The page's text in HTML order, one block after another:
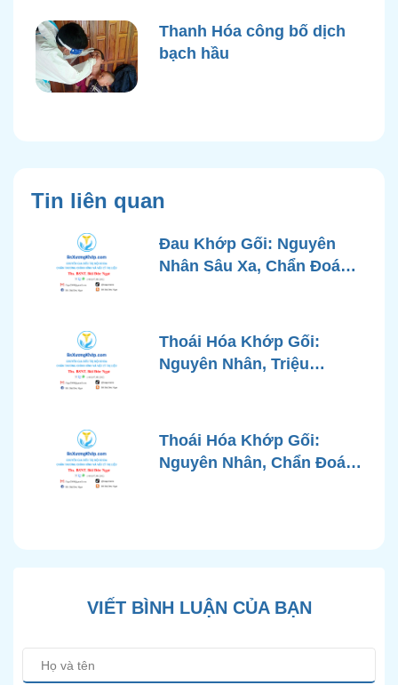
Thanh Hóa công bố dịch
bạch hầu
Tin liên quan
Đau Khớp Gối: Nguyên
Nhân Sâu Xa, Chẩn Đoán
Góc Nhìn Bác Sĩ Xương
Khớp
Thoái Hóa Khớp Gối:
Nguyên Nhân, Triệu
Chuẩn Y Khoa
Thoái Hóa Khớp Gối:
Nguyên Nhân, Chẩn Đoán
VIẾT BÌNH LUẬN CỦA BẠN